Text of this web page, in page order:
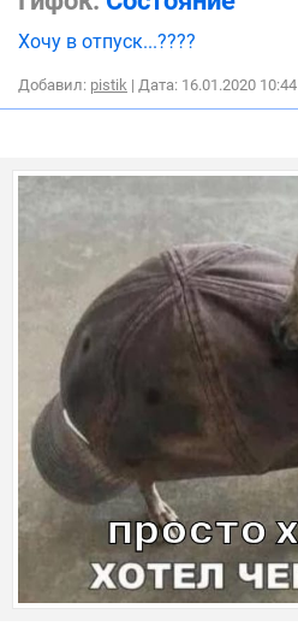
Хочу в отпуск...????
Добавил: pistik | Дата: 16.01.2020 10:44